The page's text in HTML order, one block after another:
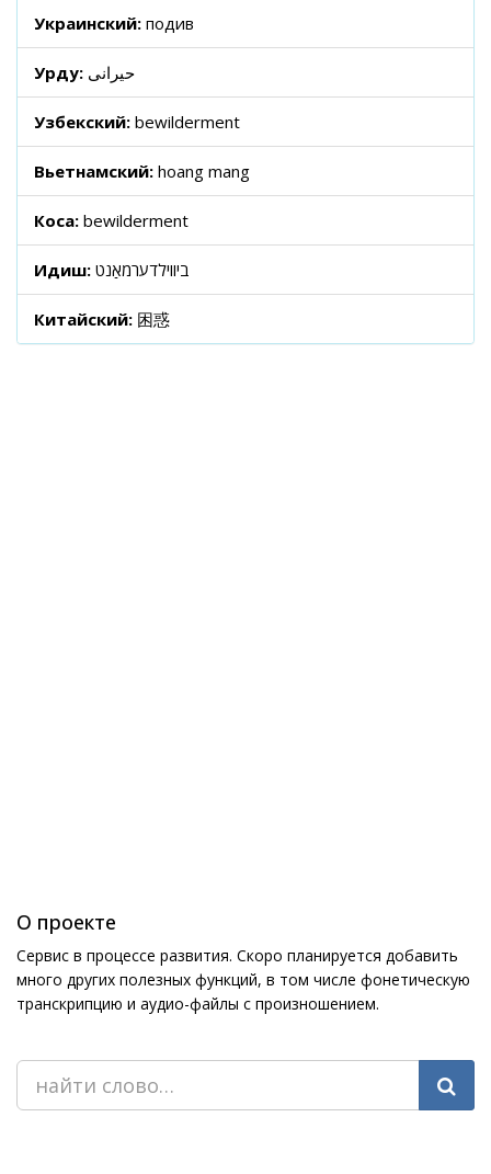
Украинский: подив
Урду: حیرانی
Узбекский: bewilderment
Вьетнамский: hoang mang
Коса: bewilderment
Идиш: ביווילדערמאַנט
Китайский: 困惑
О проекте
Сервис в процессе развития. Скоро планируется добавить
много других полезных функций, в том числе фонетическую
транскрипцию и аудио-файлы с произношением.